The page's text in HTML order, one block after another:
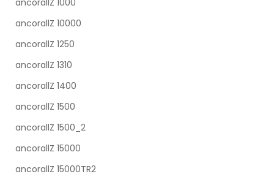
ancorallZ 1000
ancorallZ 10000
ancorallZ 1250
ancorallZ 1310
ancorallZ 1400
ancorallZ 1500
ancorallZ 1500_2
ancorallZ 15000
ancorallZ 15000TR2